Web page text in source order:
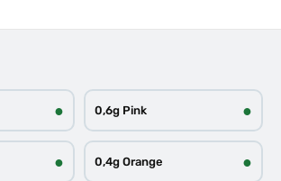
● 0,6g Pink ●
● 0,4g Orange ●